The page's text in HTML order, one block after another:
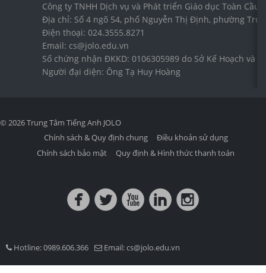
Công ty TNHH Dịch vụ và Phát triển Giáo dục Toàn Cầu
Địa chỉ: Số 4 ngõ 54, phố Nguyễn Thị Định, phường
Điện thoại: 024.3555.8271
Email: cs@jolo.edu.vn
Số chứng nhận ĐKKD: 0106305989 do Sở Kế Hoạch và
Người đại diện: Ông Tạ Huy Hoàng
© 2026 Trung Tâm Tiếng Anh JOLO
Chính sách & Quy định chung
Điều khoản sử dụng
Chính sách bảo mật
Quy định & Hình thức thanh toán
circlefacebookcircletwitterbirdcircleyoutubecirclelinkedincircleinstagram
Hotline: 0989.606.366 Email:cs@jolo.edu.vn